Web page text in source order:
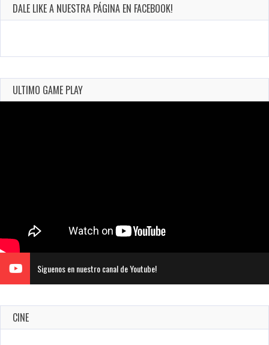
DALE LIKE A NUESTRA PÁGINA EN FACEBOOK!
ULTIMO GAME PLAY
Siguenos en nuestro canal de Youtube!
CINE
Revive el terror: El conjuro 4: Últimos ritos ya está disponible